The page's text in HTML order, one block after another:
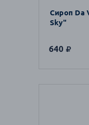
Сироп Da
Sky"
640